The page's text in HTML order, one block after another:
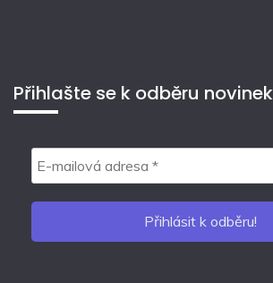
Přihlašte se k odběru novinek